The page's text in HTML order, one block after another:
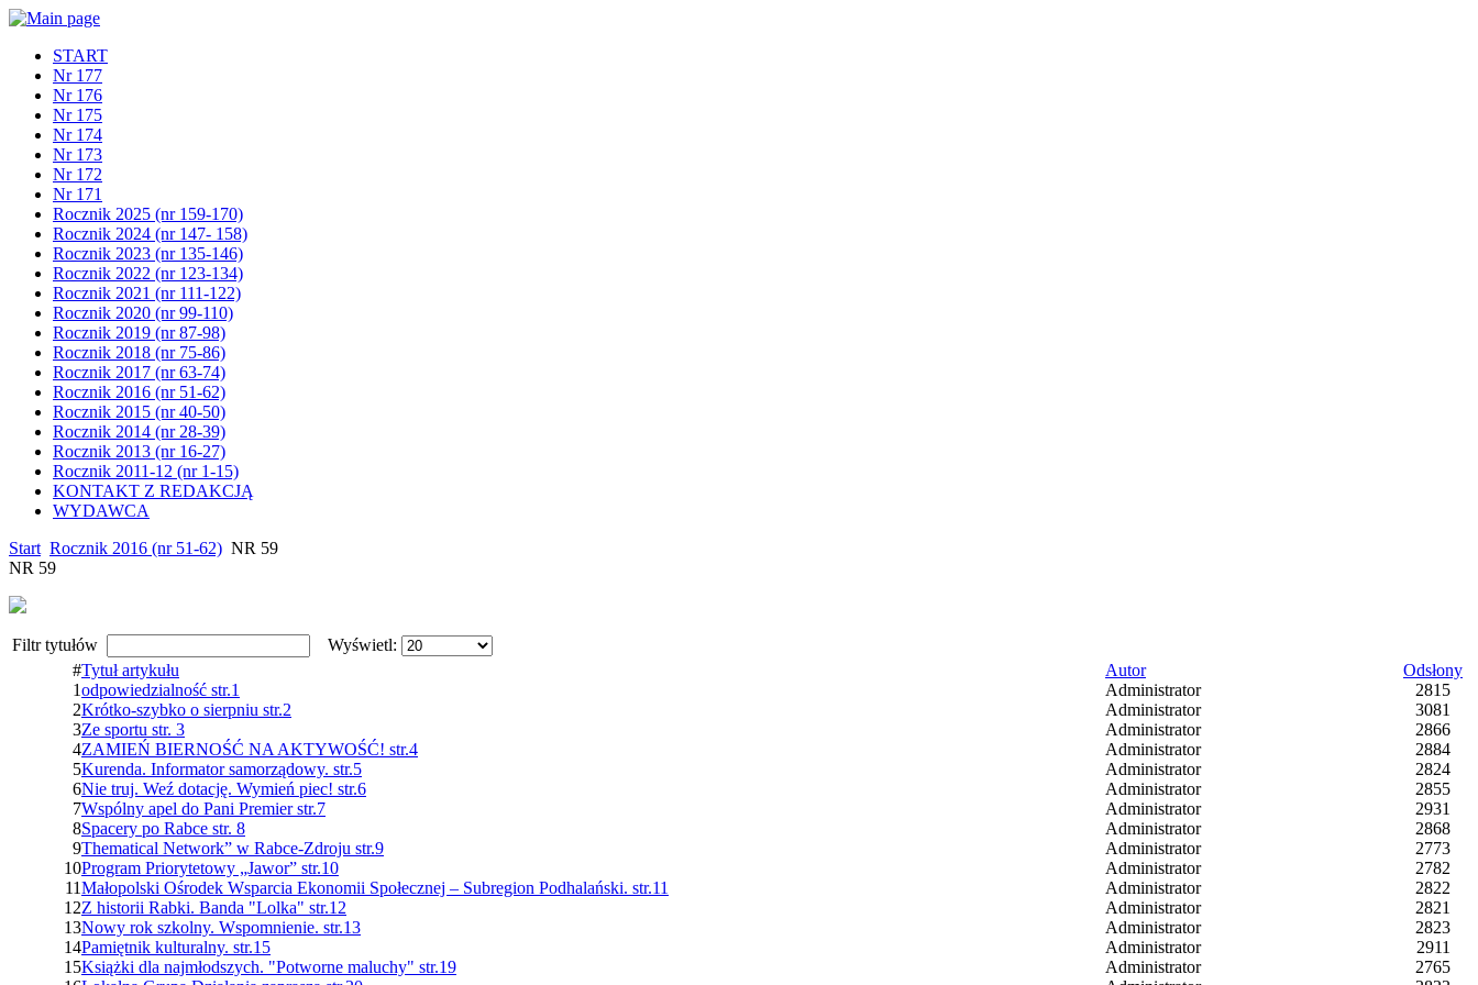
START
Nr 177
Nr 176
Nr 175
Nr 174
Nr 173
Nr 172
Nr 171
Rocznik 2025 (nr 159-170)
Rocznik 2024 (nr 147- 158)
Rocznik 2023 (nr 135-146)
Rocznik 2022 (nr 123-134)
Rocznik 2021 (nr 111-122)
Rocznik 2020 (nr 99-110)
Rocznik 2019 (nr 87-98)
Rocznik 2018 (nr 75-86)
Rocznik 2017 (nr 63-74)
Rocznik 2016 (nr 51-62)
Rocznik 2015 (nr 40-50)
Rocznik 2014 (nr 28-39)
Rocznik 2013 (nr 16-27)
Rocznik 2011-12 (nr 1-15)
KONTAKT Z REDAKCJĄ
WYDAWCA
Start Rocznik 2016 (nr 51-62) NR 59
NR 59
Filtr tytułów
Wyświetl:
#Tytuł artykułu Autor
Odsłony
1odpowiedzialność str.1 Administrator
2815
2Krótko-szybko o sierpniu str.2 Administrator
3081
3Ze sportu str. 3 Administrator
2866
4ZAMIEŃ BIERNOŚĆ NA AKTYWOŚĆ! str.4 Administrator
2884
5Kurenda. Informator samorządowy. str.5 Administrator
2824
6Nie truj. Weź dotację. Wymień piec! str.6 Administrator
2855
7Wspólny apel do Pani Premier str.7 Administrator
2931
8Spacery po Rabce str. 8 Administrator
2868
9Thematical Network” w Rabce-Zdroju str.9 Administrator
2773
10Program Priorytetowy „Jawor” str.10 Administrator
2782
11Małopolski Ośrodek Wsparcia Ekonomii Społecznej – Subregion Podhalański. str.11 Administrator
2822
12Z historii Rabki. Banda "Lolka" str.12 Administrator
2821
13Nowy rok szkolny. Wspomnienie. str.13 Administrator
2823
14Pamiętnik kulturalny. str.15 Administrator
2911
15Książki dla najmłodszych. "Potworne maluchy" str.19 Administrator
2765